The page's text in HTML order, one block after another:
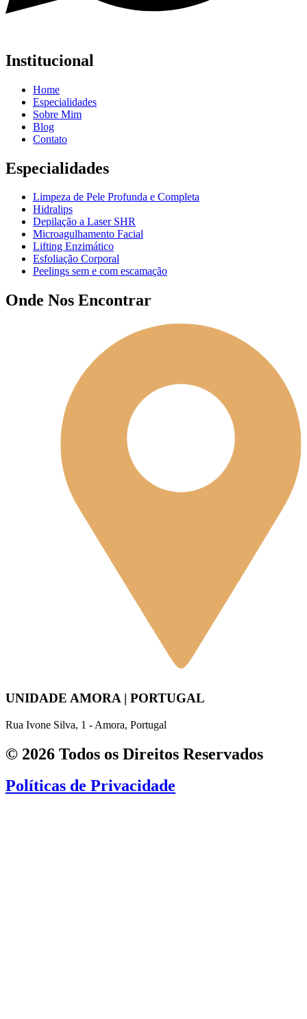
Institucional
Home
Especialidades
Sobre Mim
Blog
Contato
Especialidades
Limpeza de Pele Profunda e Completa
Hidralips
Depilação a Laser SHR
Microagulhamento Facial
Lifting Enzimático
Esfoliação Corporal
Peelings sem e com escamação
Onde Nos Encontrar
UNIDADE AMORA | PORTUGAL
Rua Ivone Silva, 1 - Amora, Portugal
© 2026 Todos os Direitos Reservados
Políticas de Privacidade